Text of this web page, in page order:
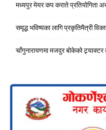
मध्यपुर मेयर कप कराते प्रतियोगिता
समृद्ध भविष्यका लागि प्रकृतिमैत्री
चाँगुनारायणमा मजदुर बोकेको